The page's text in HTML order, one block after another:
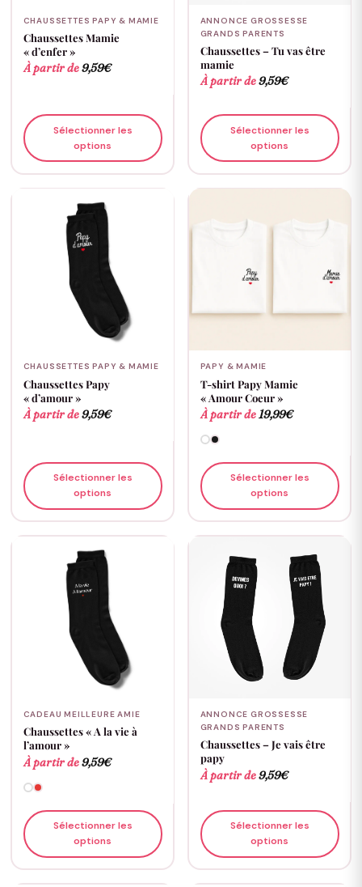
CHAUSSETTES PAPY & MAMIE
Chaussettes Mamie
« d’enfer »
À partir de9,59€
Sélectionner les
options
ANNONCE GROSSESSE
GRANDS PARENTS
Chaussettes – Tu vas être
mamie
À partir de9,59€
Sélectionner les
options
CHAUSSETTES PAPY & MAMIE
Chaussettes Papy
« d’amour »
À partir de9,59€
Sélectionner les
options
PAPY & MAMIE
T-shirt Papy Mamie
« Amour Coeur »
À partir de19,99€
Sélectionner les
options
CADEAU MEILLEURE AMIE
Chaussettes « A la vie à
l’amour »
À partir de9,59€
Sélectionner les
options
ANNONCE GROSSESSE
GRANDS PARENTS
Chaussettes – Je vais être
papy
À partir de9,59€
Sélectionner les
options